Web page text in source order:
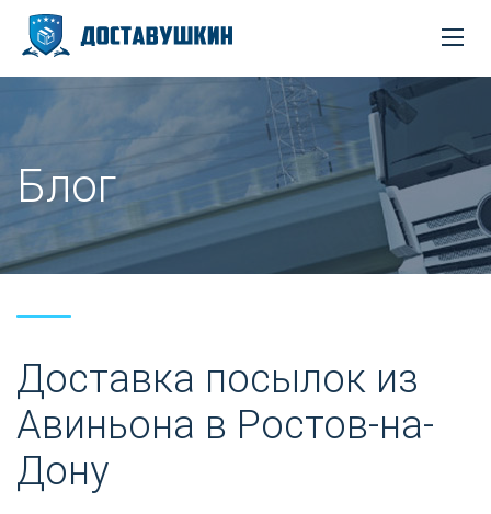
Блог
Доставка посылок из
Авиньона в Ростов-на-
Дону